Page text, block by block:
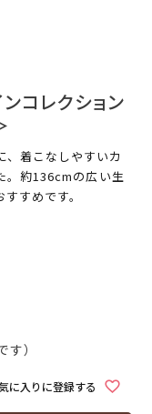
コレクション
、着こなしやすいカ
。約136cmの広い生
すめです。
）
に入りに登録する